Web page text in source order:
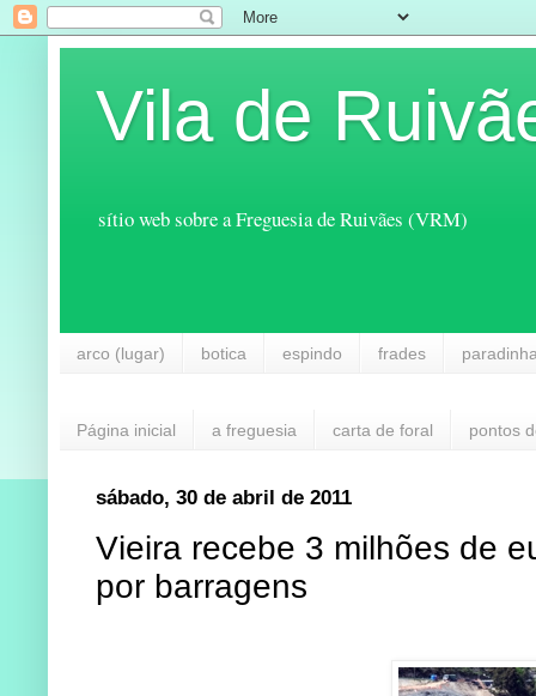
Vila de
sítio web sobre a Freguesia de Ruivães (VRM)
arco (lugar) botica espindo frades
Página inicial a freguesia carta de foral pontos
sábado, 30 de abril de 2011
Vieira recebe 3 milhões de
por barragens